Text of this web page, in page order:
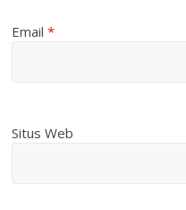
Email*
Situs Web